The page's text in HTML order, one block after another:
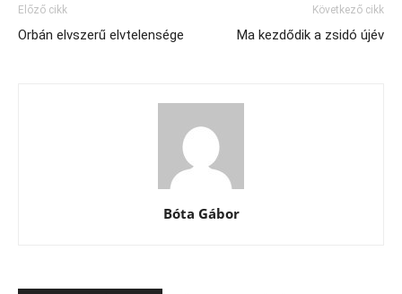
Előző cikk
Orbán elvszerű elvtelensége
Következő cikk
Ma kezdődik a zsidó újév
Bóta Gábor